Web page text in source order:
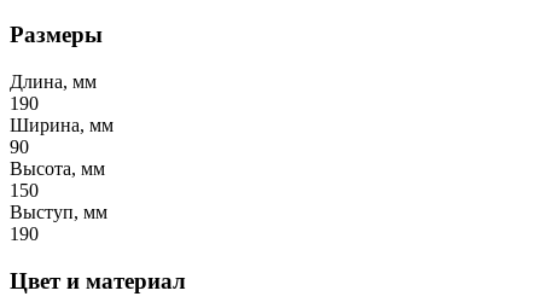
Размеры
Длина, мм
190
Ширина, мм
90
Высота, мм
150
Выступ, мм
190
Цвет и материал